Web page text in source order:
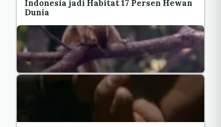
Indonesia jadi Habitat 17 Persen Hewan
Dunia